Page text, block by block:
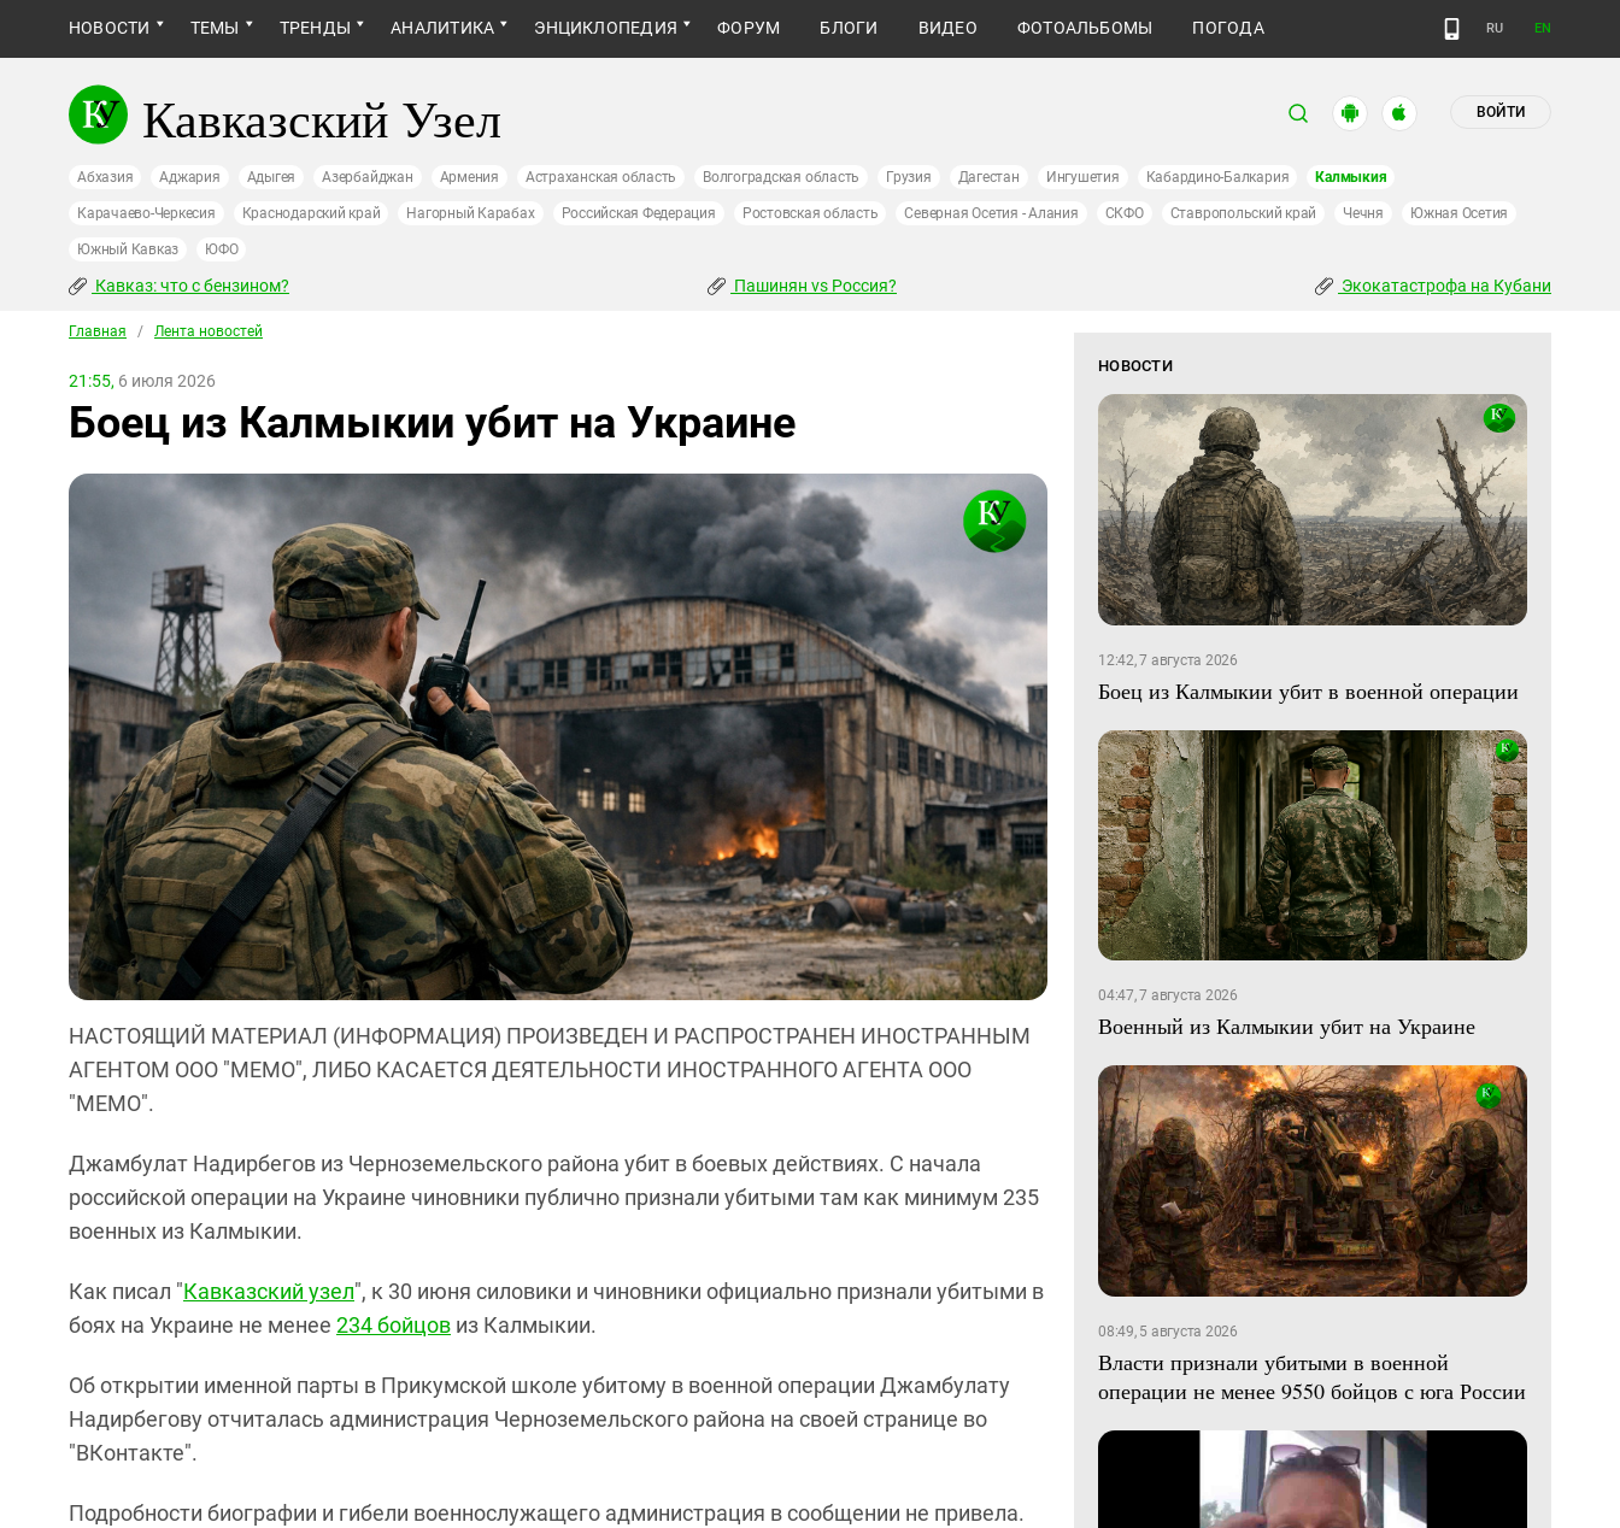
НОВОСТИ ТЕМЫ ТРЕНДЫ АНАЛИТИКА ЭНЦИКЛОПЕДИЯ ФОРУМ БЛОГИ ВИДЕО ФОТОАЛЬБОМЫ ПОГОДА RU EN
Кавказский Узел ВОЙТИ
Абхазия Аджария Адыгея Азербайджан Армения Астраханская область Волгоградская область Грузия Дагестан Ингушетия Кабардино-Балкария Калмыкия
Карачаево-Черкесия Краснодарский край Нагорный Карабах Российская Федерация Ростовская область Северная Осетия - Алания СКФО Ставропольский край Чечня Южная Осетия
Южный Кавказ ЮФО
Кавказ: что с бензином? Пашинян vs Россия? Экокатастрофа на Кубани
Главная / Лента новостей
21:55, 6 июля 2026
Боец из Калмыкии убит на Украине
НАСТОЯЩИЙ МАТЕРИАЛ (ИНФОРМАЦИЯ) ПРОИЗВЕДЕН И РАСПРОСТРАНЕН ИНОСТРАННЫМ
АГЕНТОМ ООО "МЕМО", ЛИБО КАСАЕТСЯ ДЕЯТЕЛЬНОСТИ ИНОСТРАННОГО АГЕНТА ООО
"МЕМО".
Джамбулат Надирбегов из Черноземельского района убит в боевых действиях. С начала
российской операции на Украине чиновники публично признали убитыми там как минимум 235
военных из Калмыкии.
Как писал "Кавказский узел", к 30 июня силовики и чиновники официально признали убитыми в
боях на Украине не менее 234 бойцов из Калмыкии.
Об открытии именной парты в Прикумской школе убитому в военной операции Джамбулату
Надирбегову отчиталась администрация Черноземельского района на своей странице во
"ВКонтакте".
Подробности биографии и гибели военнослужащего администрация в сообщении не привела.
НОВОСТИ
12:42, 7 августа 2026
Боец из Калмыкии убит в военной операции
04:47, 7 августа 2026
Военный из Калмыкии убит на Украине
08:49, 5 августа 2026
Власти признали убитыми в военной
операции не менее 9550 бойцов с юга России